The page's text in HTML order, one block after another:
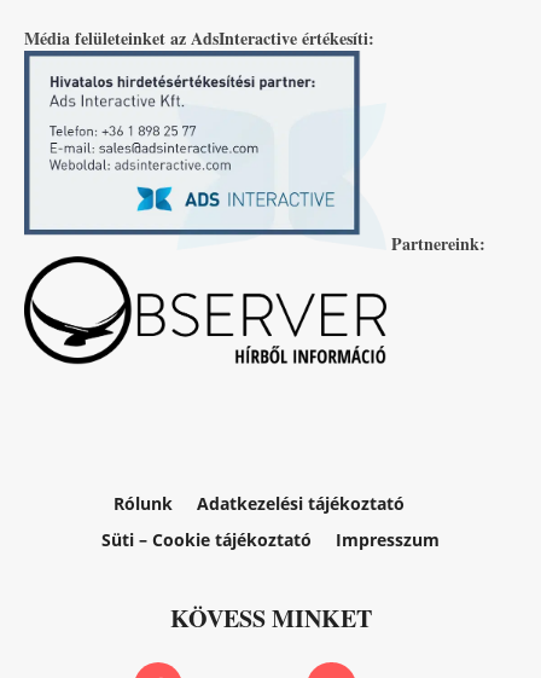
Média felületeinket az AdsInteractive értékesíti:
Partnereink:
Rólunk
Adatkezelési tájékoztató
Süti – Cookie tájékoztató
Impresszum
KÖVESS MINKET